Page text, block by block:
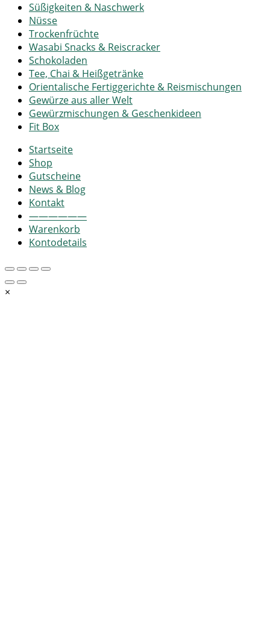
Süßigkeiten & Naschwerk
Nüsse
Trockenfrüchte
Wasabi Snacks & Reiscracker
Schokoladen
Tee, Chai & Heißgetränke
Orientalische Fertiggerichte & Reismischungen
Gewürze aus aller Welt
Gewürzmischungen & Geschenkideen
Fit Box
Startseite
Shop
Gutscheine
News & Blog
Kontakt
——————
Warenkorb
Kontodetails
×